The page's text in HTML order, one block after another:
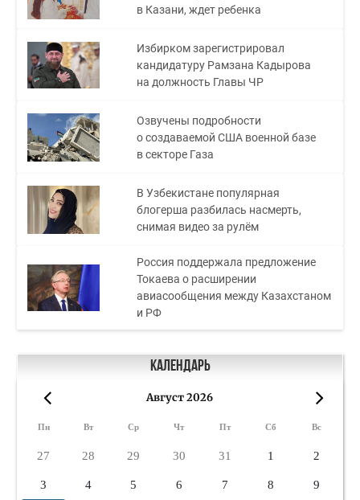
в Казани, ждет ребенка
Избирком зарегистрировал
кандидатуру Рамзана Кадырова
на должность Главы ЧР
Озвучены подробности
о создаваемой США военной базе
в секторе Газа
В Узбекистане популярная
блогерша разбилась насмерть,
снимая видео за рулём
Россия поддержала предложение
Токаева о расширении
авиасообщения между Казахстаном
и РФ
Календарь
Август 2026
Пн Вт Ср Чт Пт Сб Вс
27 28 29 30 31 1 2
3 4 5 6 7 8 9